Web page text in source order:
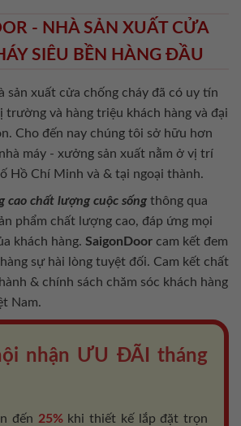
- NHÀ SẢN XUẤT CỬA
SIÊU BỀN HÀNG ĐẦU
sản xuất cửa chống cháy đã có uy tín
trường và hàng triệu khách hàng và đại
Cho đến nay chúng tôi sở hữu hơn
máy - xưởng sản xuất nằm ở vị trí
Hồ Chí Minh và & tại ngoại thành.
cao chất lượng cuộc sống thông qua
phẩm chất lượng cao, đáp ứng mọi
khách hàng. SaigonDoor cam kết đem
sự hài lòng tuyệt đối. Cam kết chất
& chính sách chăm sóc khách hàng
Nam.
nhận ƯU ĐÃI tháng
đến 25%khi thiết kế lắp đặt trọn